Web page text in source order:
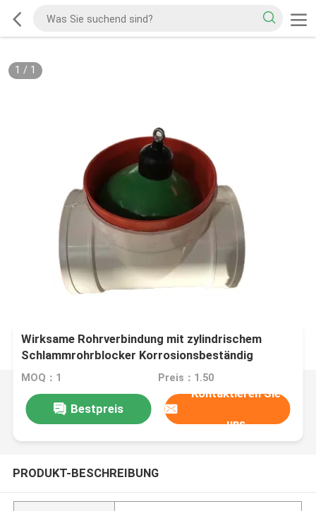
1 / 1
Wirksame Rohrverbindung mit zylindrischem
Schlammrohrblocker Korrosionsbeständig
MOQ：1 Preis：1.50
Bestpreis
Kontaktieren Sie
uns
PRODUKT-BESCHREIBUNG